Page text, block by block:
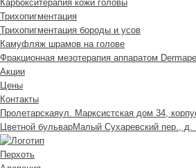
Карбокситерапия кожи головы
Трихопигментация
Трихопигментация бороды и усов
Камуфляж шрамов на голове
Фракционная мезотерапия аппаратом
Акции
Цены
Контакты
Пролетарскаяул. Марксистская дом 34,
Цветной бульварМалый Сухаревский пер., д.
Перхоть